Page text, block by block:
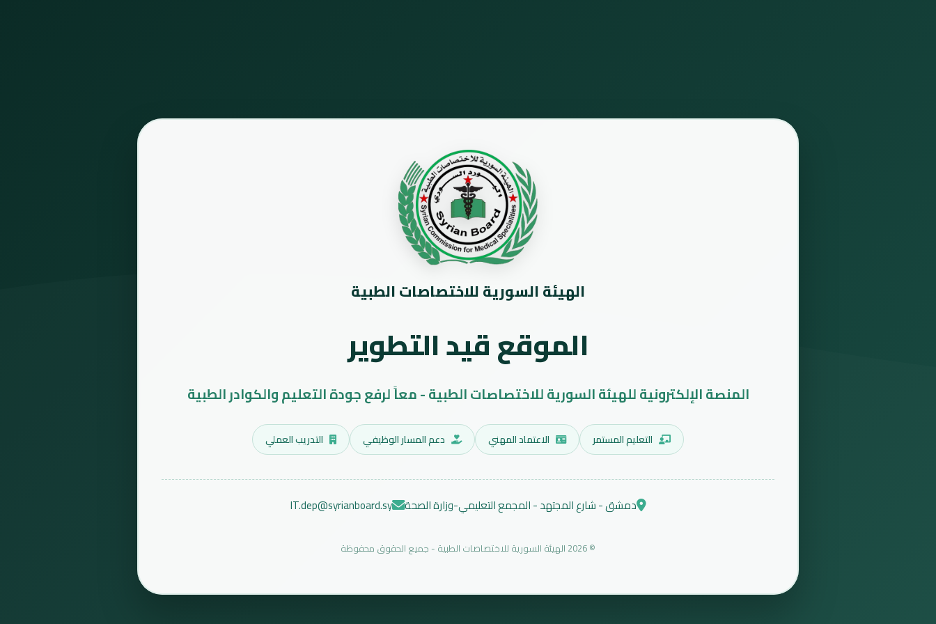
الهيئة السورية للاختصاصات الطبية
الموقع قيد التطوير
المنصة الإلكترونية للهيئة السورية للاختصاصات الطبية - معاً لرفع جودة التعليم والكوادر الطبية
التعليم المستمر الاعتماد المهني دعم المسار الوظيفي التدريب العملي
دمشق - شارع المجتهد - المجمع التعليمي-وزارة الصحة IT.dep@syrianboard.sy
© 2026 الهيئة السورية للاختصاصات الطبية - جميع الحقوق محفوظة